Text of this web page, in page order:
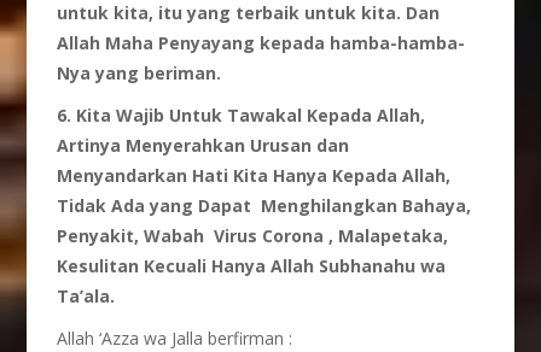
untuk kita, itu yang terbaik untuk kita. Dan
Allah Maha Penyayang kepada hamba-hamba-
Nya yang beriman.
6. Kita Wajib Untuk Tawakal Kepada Allah,
Artinya Menyerahkan Urusan dan
Menyandarkan Hati Kita Hanya Kepada Allah,
Tidak Ada yang Dapat Menghilangkan Bahaya,
Penyakit, Wabah Virus Corona , Malapetaka,
Kesulitan Kecuali Hanya Allah Subhanahu wa
Ta’ala.
Allah ‘Azza wa Jalla berfirman :